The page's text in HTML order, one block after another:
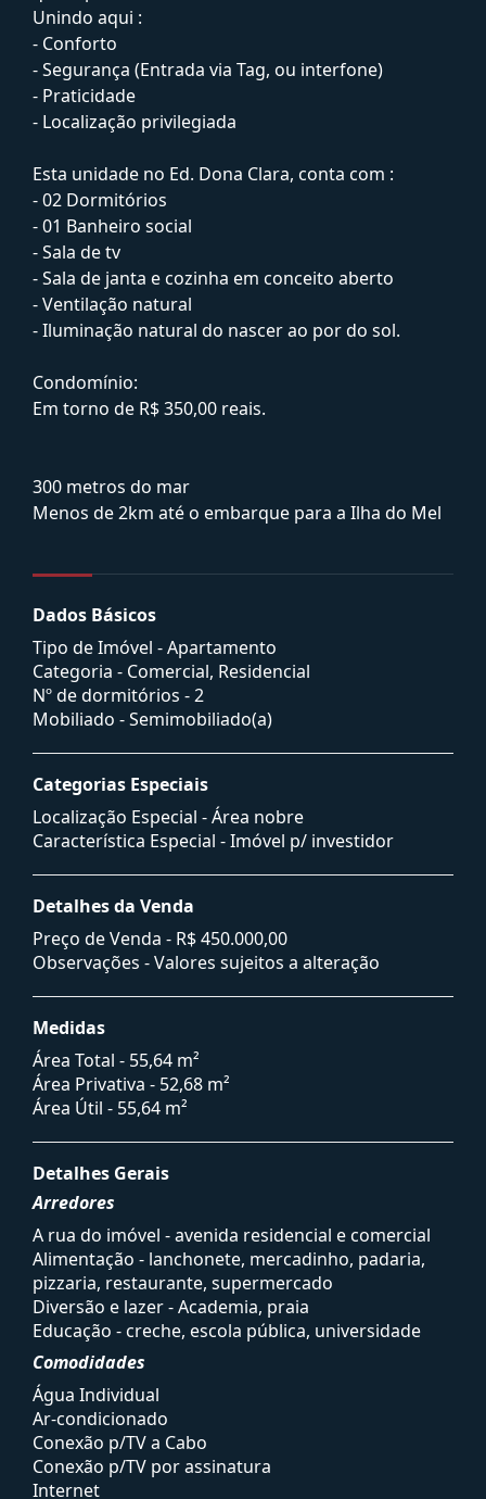
Unindo aqui :
- Conforto
- Segurança (Entrada via Tag, ou interfone)
- Praticidade
- Localização privilegiada
Esta unidade no Ed. Dona Clara, conta com :
- 02 Dormitórios
- 01 Banheiro social
- Sala de tv
- Sala de janta e cozinha em conceito aberto
- Ventilação natural
- Iluminação natural do nascer ao por do sol.
Condomínio:
Em torno de R$ 350,00 reais.
300 metros do mar
Menos de 2km até o embarque para a Ilha do Mel
Dados Básicos
Tipo de Imóvel - Apartamento
Categoria - Comercial, Residencial
Nº de dormitórios - 2
Mobiliado - Semimobiliado(a)
Categorias Especiais
Localização Especial - Área nobre
Característica Especial - Imóvel p/ investidor
Detalhes da Venda
Preço de Venda - R$ 450.000,00
Observações - Valores sujeitos a alteração
Medidas
Área Total - 55,64 m²
Área Privativa - 52,68 m²
Área Útil - 55,64 m²
Detalhes Gerais
Arredores
A rua do imóvel - avenida residencial e comercial
Alimentação - lanchonete, mercadinho, padaria,
pizzaria, restaurante, supermercado
Diversão e lazer - Academia, praia
Educação - creche, escola pública, universidade
Comodidades
Água Individual
Ar-condicionado
Conexão p/TV a Cabo
Conexão p/TV por assinatura
Internet